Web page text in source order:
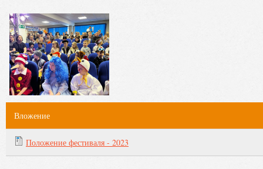
Вложение
Положение фестиваля - 2023